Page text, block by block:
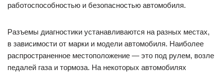
работоспособностью и безопасностью автомобиля.
Разъемы диагностики устанавливаются на разных местах,
в зависимости от марки и модели автомобиля. Наиболее
распространенное местоположение — это под рулем, возле
педалей газа и тормоза. На некоторых автомобилях